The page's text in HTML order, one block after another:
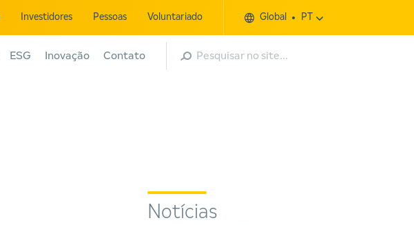
Investidores Pessoas Voluntariado Global PT
ESG Inovação Contato Pesquisar
Notícias